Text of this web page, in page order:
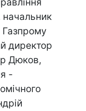
начальник
директор
Дюков,
-